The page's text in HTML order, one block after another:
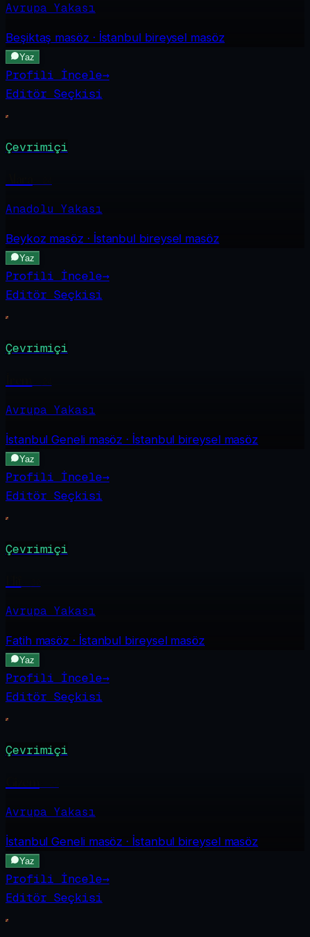
Avrupa Yakası
Beşiktaş masöz · İstanbul bireysel masöz
Yaz
Profili İncele→
Editör Seçkisi
Çevrimiçi
Anadolu Yakası
Beykoz masöz · İstanbul bireysel masöz
Yaz
Profili İncele→
Editör Seçkisi
Çevrimiçi
Avrupa Yakası
İstanbul Genelimasöz · İstanbul bireysel masöz
Yaz
Profili İncele→
Editör Seçkisi
Çevrimiçi
Avrupa Yakası
Fatihmasöz · İstanbul bireysel masöz
Yaz
Profili İncele→
Editör Seçkisi
Çevrimiçi
Avrupa Yakası
İstanbul Genelimasöz · İstanbul bireysel masöz
Yaz
Profili İncele→
Editör Seçkisi